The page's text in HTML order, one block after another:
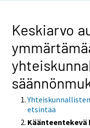
Keskiarvo
etsintää
Käänteentekevä